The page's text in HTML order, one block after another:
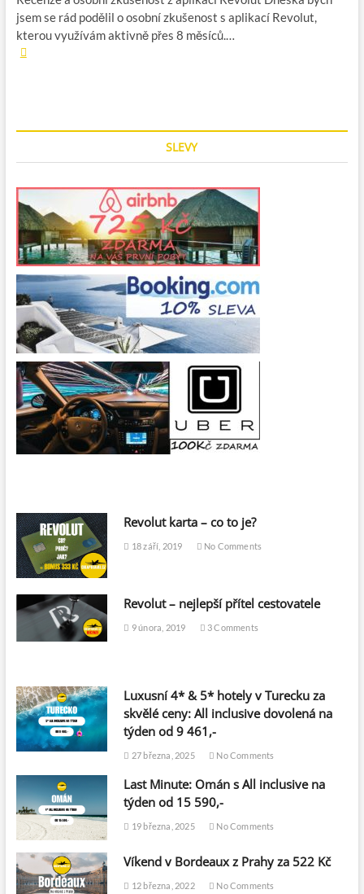
jsem se rád podělil o osobní zkušenost s aplikací Revolut,
kterou využívám aktivně přes 8 měsíců.…
R
e
p
š
p
ř
t
e
l
c
e
s
t
o
e
SLEVY
Revolut karta – co to je?
18 září, 2019 No Comments
Revolut – nejlepší přítel cestovatele
9 února, 2019 3 Comments
Luxusní 4* & 5* hotely v Turecku za
skvělé ceny: All inclusive dovolená na
týden od 9 461,-
27 března, 2025 No Comments
Last Minute: Omán s All inclusive na
týden od 15 590,-
19 března, 2025 No Comments
Víkend v Bordeaux z Prahy za 522 Kč
12 března, 2022 No Comments